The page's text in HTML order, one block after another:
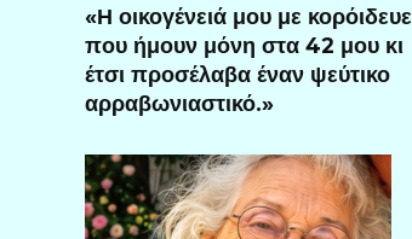
«Η οικογένειά μου με κορόιδευε
που ήμουν μόνη στα 42 μου κι
έτσι προσέλαβα έναν ψεύτικο
αρραβωνιαστικό.»